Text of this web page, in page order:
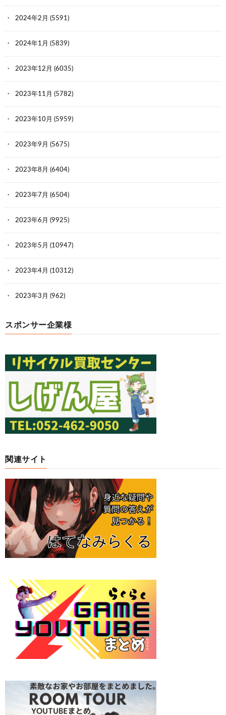
2024年2月 (5591)
2024年1月 (5839)
2023年12月 (6035)
2023年11月 (5782)
2023年10月 (5959)
2023年9月 (5675)
2023年8月 (6404)
2023年7月 (6504)
2023年6月 (9925)
2023年5月 (10947)
2023年4月 (10312)
2023年3月 (962)
スポンサー企業様
関連サイト